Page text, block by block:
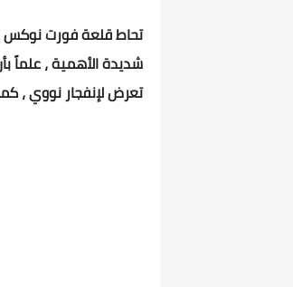
تحاط قلعة فورت نوكس
شديدة الأهمية ، علماً
تعرض لإنفجار نووي ، كما